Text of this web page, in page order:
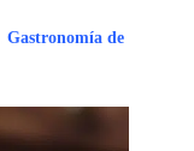
Gastronomía de